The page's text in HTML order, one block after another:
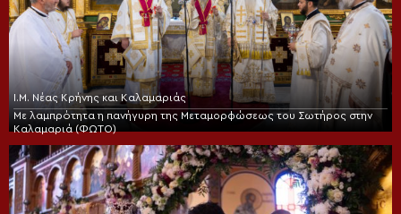
Ι.Μ. Νέας Κρήνης και Καλαμαριάς
Με λαμπρότητα η πανήγυρη της Μεταμορφώσεως του Σωτήρος στην
Καλαμαριά (ΦΩΤΟ)